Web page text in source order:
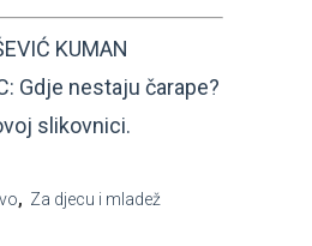
KUMAN
Gdje nestaju čarape?
slikovnici.
, Za djecu i mladež